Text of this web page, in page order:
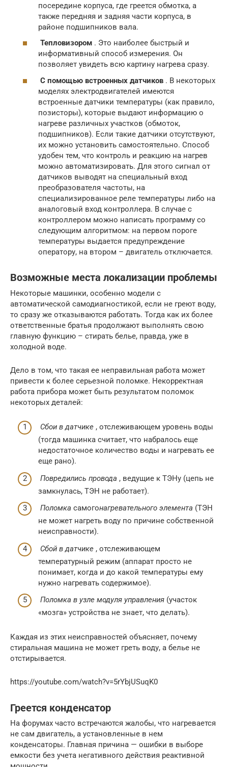
посередине корпуса, где греется обмотка, а
также передняя и задняя части корпуса, в
районе подшипников вала.
Тепловизором . Это наиболее быстрый и
информативный способ измерения. Он
позволяет увидеть всю картину нагрева сразу.
С помощью встроенных датчиков . В некоторых
моделях электродвигателей имеются
встроенные датчики температуры (как правило,
позисторы), которые выдают информацию о
нагреве различных участков (обмоток,
подшипников). Если такие датчики отсутствуют,
их можно установить самостоятельно. Способ
удобен тем, что контроль и реакцию на нагрев
можно автоматизировать. Для этого сигнал от
датчиков выводят на специальный вход
преобразователя частоты, на
специализированное реле температуры либо на
аналоговый вход контроллера. В случае с
контроллером можно написать программу со
следующим алгоритмом: на первом пороге
температуры выдается предупреждение
оператору, на втором – двигатель отключается.
Возможные места локализации проблемы
Некоторые машинки, особенно модели с
автоматической самодиагностикой, если не греют воду,
то сразу же отказываются работать. Тогда как их более
ответственные братья продолжают выполнять свою
главную функцию – стирать белье, правда, уже в
холодной воде.
Дело в том, что такая ее неправильная работа может
привести к более серьезной поломке. Некорректная
работа прибора может быть результатом поломок
некоторых деталей:
Сбои в датчике , отслеживающем уровень воды
(тогда машинка считает, что набралось еще
недостаточное количество воды и нагревать ее
еще рано).
Повредились провода , ведущие к ТЭНу (цепь не
замкнулась, ТЭН не работает).
Поломка самогонагревательного элемента (ТЭН
не может нагреть воду по причине собственной
неисправности).
Сбой в датчике , отслеживающем
температурный режим (аппарат просто не
понимает, когда и до какой температуры ему
нужно нагревать содержимое).
Поломка в узле модуля управления (участок
«мозга» устройства не знает, что делать).
Каждая из этих неисправностей объясняет, почему
стиральная машина не может греть воду, а белье не
отстирывается.
https://youtube.com/watch?v=5rYbjUSuqK0
Греется конденсатор
На форумах часто встречаются жалобы, что нагревается
не сам двигатель, а установленные в нем
конденсаторы. Главная причина — ошибки в выборе
емкости без учета негативного действия реактивной